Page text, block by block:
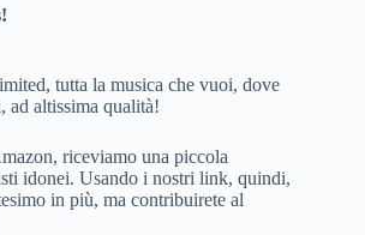
tutta la musica che vuoi, dove
ad altissima qualità!
riceviamo una piccola
idonei. Usando i nostri link, quindi,
in più, ma contribuirete al